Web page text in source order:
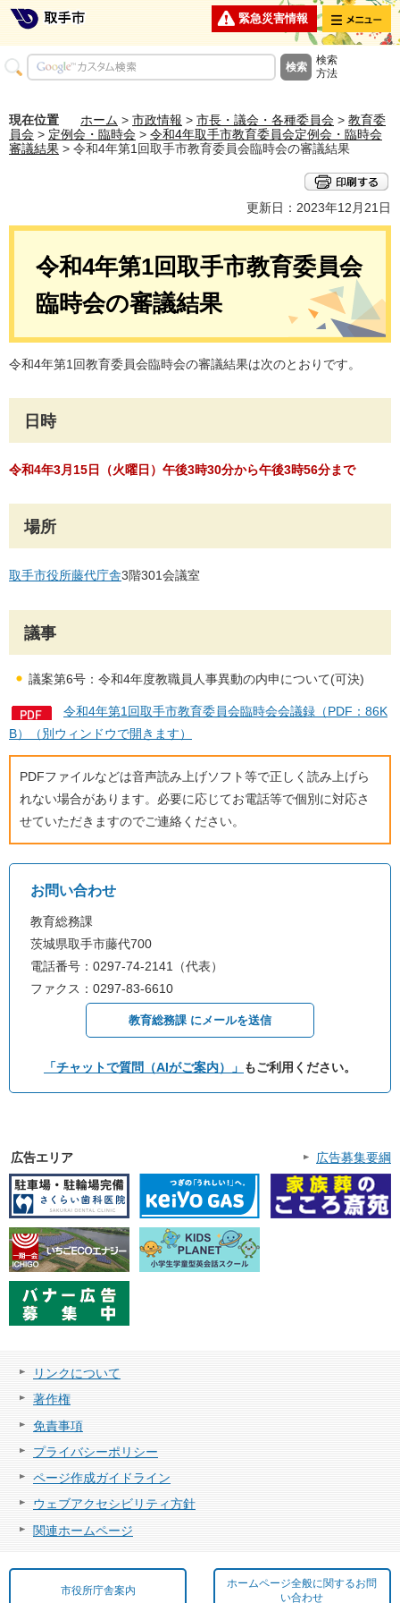
緊急災害情報 メニュー
検索
方法
現在位置 ホーム > 市政情報 > 市長・議会・各種委員会 > 教育委
員会 > 定例会・臨時会 > 令和4年取手市教育委員会定例会・臨時会
審議結果 > 令和4年第1回取手市教育委員会臨時会の審議結果
更新日：2023年12月21日
令和4年第1回取手市教育委員会
臨時会の審議結果
令和4年第1回教育委員会臨時会の審議結果は次のとおりです。
日時
令和4年3月15日（火曜日）午後3時30分から午後3時56分まで
場所
取手市役所藤代庁舎3階301会議室
議事
議案第6号：令和4年度教職員人事異動の内申について(可決)
令和4年第1回取手市教育委員会臨時会会議録（PDF：86K
B）（別ウィンドウで開きます）
PDFファイルなどは音声読み上げソフト等で正しく読み上げら
れない場合があります。必要に応じてお電話等で個別に対応さ
せていただきますのでご連絡ください。
お問い合わせ
教育総務課
茨城県取手市藤代700
電話番号：0297-74-2141（代表）
ファクス：0297-83-6610
教育総務課 にメールを送信
「チャットで質問（AIがご案内）」 もご利用ください。
広告エリア 広告募集要綱
リンクについて
著作権
免責事項
プライバシーポリシー
ページ作成ガイドライン
ウェブアクセシビリティ方針
関連ホームページ
市役所庁舎案内
ホームページ全般に関するお問
い合わせ